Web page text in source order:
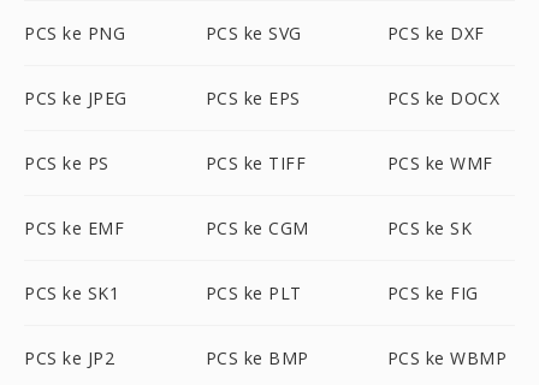
PCS ke PNG PCS ke SVG PCS ke DXF
PCS ke JPEG PCS ke EPS PCS ke DOCX
PCS ke PS PCS ke TIFF PCS ke WMF
PCS ke EMF PCS ke CGM PCS ke SK
PCS ke SK1 PCS ke PLT PCS ke FIG
PCS ke JP2 PCS ke BMP PCS ke WBMP